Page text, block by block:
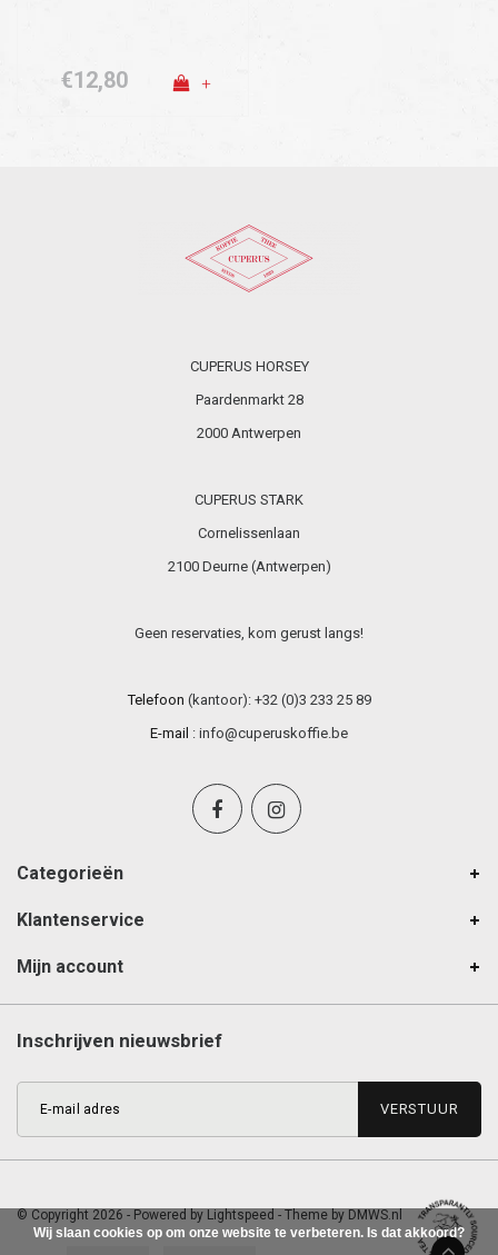
€12,80 +
CUPERUS HORSEY
Paardenmarkt 28
2000 Antwerpen
CUPERUS STARK
Cornelissenlaan
2100 Deurne (Antwerpen)
Geen reservaties, kom gerust langs!
Telefoon (kantoor): +32 (0)3 233 25 89
E-mail : info@cuperuskoffie.be
Categorieën
Klantenservice
Mijn account
Inschrijven nieuwsbrief
VERSTUUR
© Copyright 2026 - Powered by Lightspeed - Theme by DMWS.nl
Wij slaan cookies op om onze website te verbeteren. Is dat akkoord?